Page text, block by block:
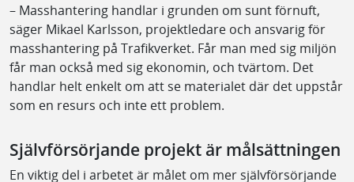
– Masshantering handlar i grunden om sunt förnuft,
säger Mikael Karlsson, projektledare och ansvarig för
masshantering på Trafikverket. Får man med sig miljön
får man också med sig ekonomin, och tvärtom. Det
handlar helt enkelt om att se materialet där det uppstår
som en resurs och inte ett problem.
Självförsörjande projekt är målsättningen
En viktig del i arbetet är målet om mer självförsörjande